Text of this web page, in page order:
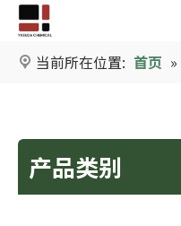
当前所在位置: 首页 »
产品类别